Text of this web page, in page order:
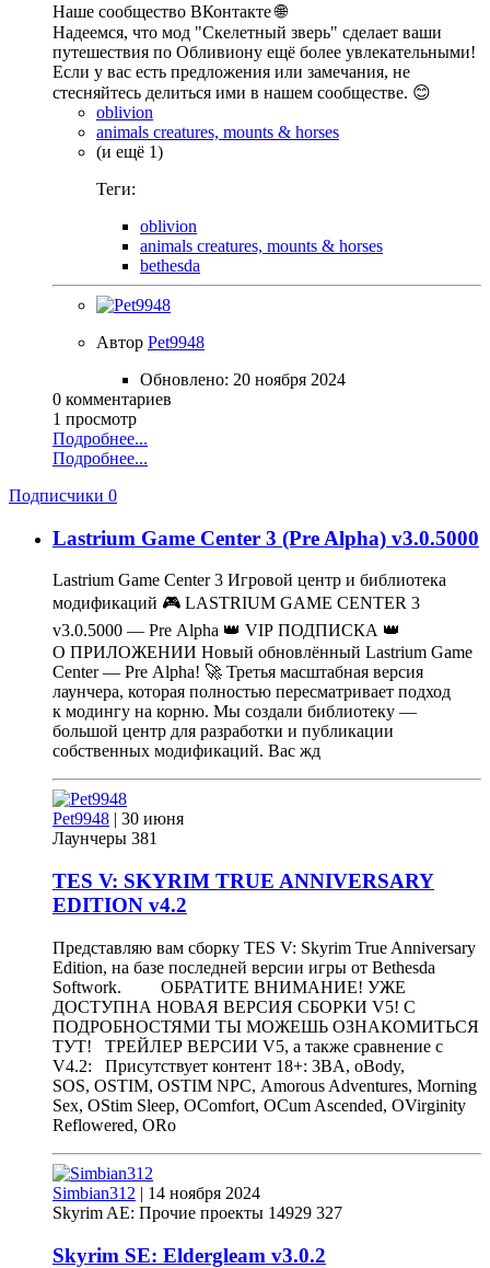
Наше сообщество ВКонтакте 🌐
Надеемся, что мод "Скелетный зверь" сделает ваши
путешествия по Обливиону ещё более увлекательными!
Если у вас есть предложения или замечания, не
стесняйтесь делиться ими в нашем сообществе. 😊
oblivion
animals creatures, mounts & horses
(и ещё 1)
Теги:
oblivion
animals creatures, mounts & horses
bethesda
Автор Pet9948
Обновлено: 20 ноября 2024
0 комментариев
1 просмотр
Подробнее...
Подробнее...
Подписчики 0
Lastrium Game Center 3 (Pre Alpha) v3.0.5000
Lastrium Game Center 3 Игровой центр и библиотека
модификаций 🎮 LASTRIUM GAME CENTER 3
v3.0.5000 — Pre Alpha ㅤ👑 VIP ПОДПИСКА 👑ㅤ
О ПРИЛОЖЕНИИ Новый обновлённый Lastrium Game
Center — Pre Alpha! 🚀 Третья масштабная версия
лаунчера, которая полностью пересматривает подход
к модингу на корню. Мы создали библиотеку —
большой центр для разработки и публикации
собственных модификаций. Вас жд
Pet9948 | 30 июня
Лаунчеры 381
TES V: SKYRIM TRUE ANNIVERSARY
EDITION v4.2
Представляю вам сборку TES V: Skyrim True Anniversary
Edition, на базе последней версии игры от Bethesda
Softwork. ОБРАТИТЕ ВНИМАНИЕ! УЖЕ
ДОСТУПНА НОВАЯ ВЕРСИЯ СБОРКИ V5! С
ПОДРОБНОСТЯМИ ТЫ МОЖЕШЬ ОЗНАКОМИТЬСЯ
ТУТ! ТРЕЙЛЕР ВЕРСИИ V5, а также сравнение с
V4.2: Присутствует контент 18+: 3BA, oBody,
SOS, OSTIM, OSTIM NPC, Amorous Adventures, Morning
Sex, OStim Sleep, OComfort, OCum Ascended, OVirginity
Reflowered, ORo
Simbian312 | 14 ноября 2024
Skyrim AE: Прочие проекты 14929 327
Skyrim SE: Eldergleam v3.0.2